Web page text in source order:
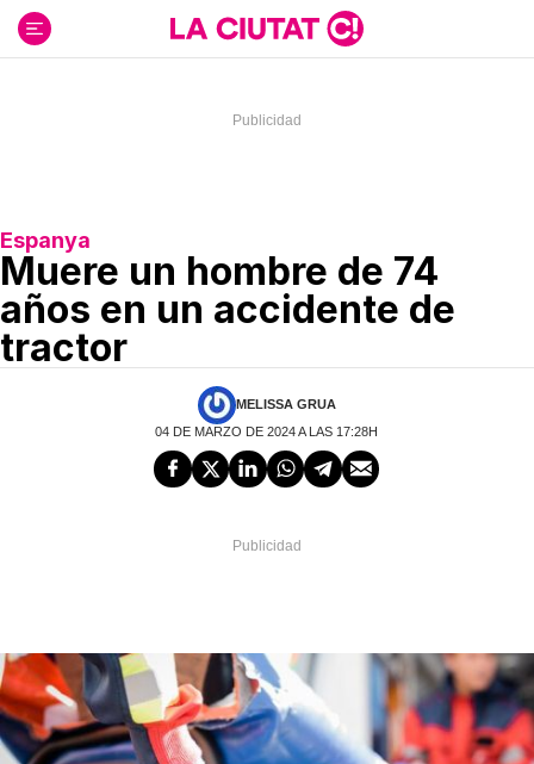
contenido
Espanya
Muere un hombre de 74
años en un accidente de
tractor
MELISSA GRUA
04 DE MARZO DE 2024 A LAS 17:28H